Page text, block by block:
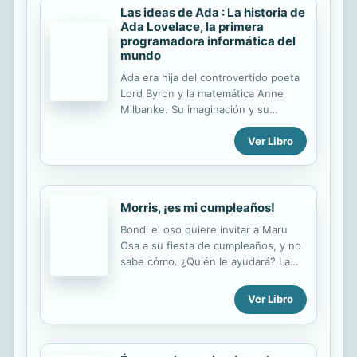
accidentes y muertes por error. En
un mundo así, alguien debe vigilar a
los vigilantes... De eso se encargan
Carnicero y su equipo: El Francés, La
Hembra y Leche Materna. Juntos
son The Boys, y van a mantener a
raya a los súpers, para que no...
Las ideas de Ada : La historia de
Ada Lovelace, la primera
programadora informática del
mundo
Ada era hija del controvertido poeta
Lord Byron y la matemática Anne
Milbanke. Su imaginación y su
facilidad para las matemáticas
llamaron la atención del inventor
Charles Babbage, que estaba
computadora extraordinaria. Solo le
faltaba encontrar a alguien para
Ver Libro
Morris, ¡es mi cumpleaños!
Bondi el oso quiere invitar a Maru
Osa a su fiesta de cumpleaños, y no
sabe cómo. ¿Quién le ayudará? La
blanca Morris que muestra la
importancia de la solidaridad y la
generosidad.
Ver Libro